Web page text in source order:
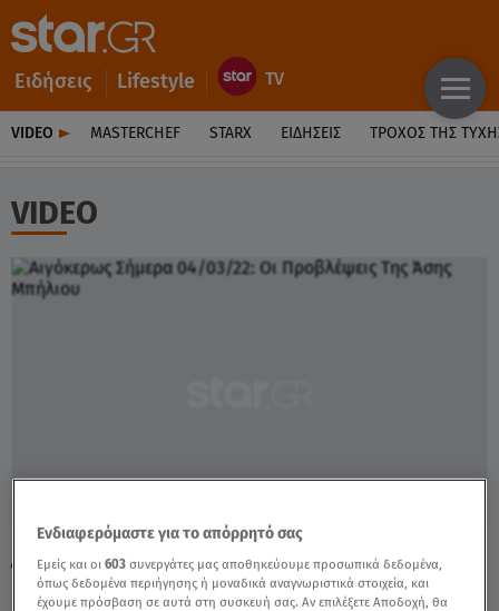
Ειδήσεις Lifestyle
VIDEO MASTERCHEF STARX ΕΙΔΉΣΕΙΣ ΤΡΟΧΌΣ ΤΗΣ
VIDEO
Αιγόκερως Σήμερα 04/03/22: Οι
Προβλέψεις Της Άσης Μπήλιου - Video
Ενδιαφερόμαστε για το απόρρητό σας
Εμείς και οι603 συνεργάτες μας αποθηκεύουμε προσωπικά δεδομένα,
όπως δεδομένα περιήγησης ή μοναδικά αναγνωριστικά στοιχεία, και
έχουμε πρόσβαση σε αυτά στη συσκευή σας. Αν επιλέξετε Αποδοχή, θα